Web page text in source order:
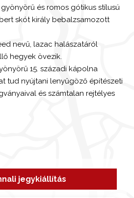
jegykiállítás
gyönyörű és romos gótikus stílusú
skót király bebalzsamozott
nevű, lazac halászatáról
hegyek övezik.
15. századi kápolna
tud nyújtani lenyűgöző építészeti
és számtalan rejtélyes